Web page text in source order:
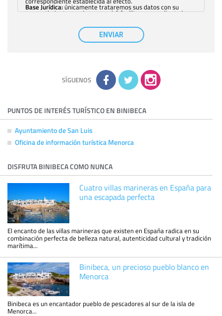
Base Jurídica:únicamente trataremos sus datos con su
consentimiento previo, que podrá facilitarnos mediante la
con carácter general, sólo el personal de
nuestra entidad que esté debidamente autorizado podrá
tener conocimiento de la información que le pedimos. No se
comunicarán datos a terceros.
adicional y detallada sobre cómo tratamos sus datos en la
política de privacidad
ENVIAR
SÍGUENOS
PUNTOS DE INTERÉS TURÍSTICO EN BINIBECA
Ayuntamiento de San Luis
Oficina de información turística Menorca
DISFRUTA BINIBECA COMO NUNCA
Cuatro villas marineras en España para
una escapada perfecta
El encanto de las villas marineras que existen en España radica en su
combinación perfecta de belleza natural, autenticidad cultural y tradición
marítima...
Binibeca, un precioso pueblo blanco en
Menorca
Binibeca es un encantador pueblo de pescadores al sur de la isla de
Menorca...